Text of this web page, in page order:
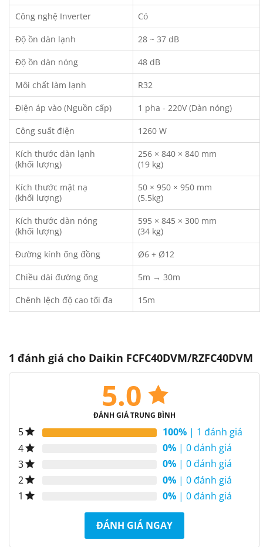
Công nghệ Inverter Có
Độ ồn dàn lạnh 28 ~ 37 dB
Độ ồn dàn nóng 48 dB
Môi chất làm lạnh R32
Điện áp vào (Nguồn cấp) 1 pha - 220V (Dàn nóng)
Công suất điện 1260 W
Kích thước dàn lạnh
(khối lượng)
256 × 840 × 840 mm
(19 kg)
Kích thước mặt nạ
(khối lượng)
50 × 950 × 950 mm
(5.5kg)
Kích thước dàn nóng
(khối lượng)
595 × 845 × 300 mm
(34 kg)
Đường kính ống đồng Ø6 + Ø12
Chiều dài đường ống 5m → 30m
Chênh lệch độ cao tối đa 15m
1 đánh giá cho Daikin FCFC40DVM/RZFC40DVM
5.0
ĐÁNH GIÁ TRUNG BÌNH
5 100% | 1 đánh giá
4
0% | 0 đánh giá
3
0% | 0 đánh giá
2
0% | 0 đánh giá
1
0% | 0 đánh giá
ĐÁNH GIÁ NGAY